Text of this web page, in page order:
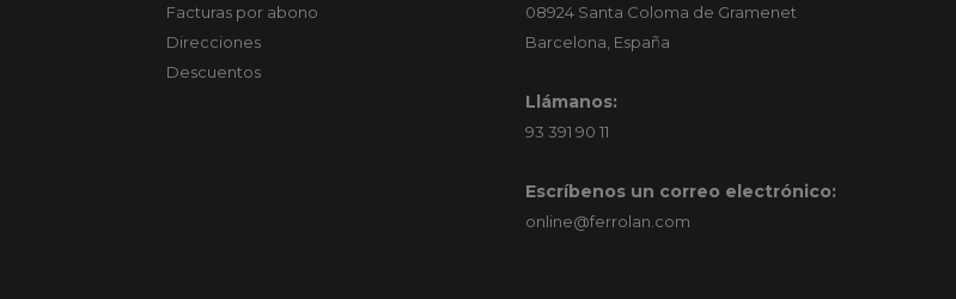
Facturas por abono
Direcciones
Descuentos
08924 Santa Coloma de Gramenet
Barcelona, España
Llámanos:
93 391 90 11
Escríbenos un correo electrónico:
online@ferrolan.com